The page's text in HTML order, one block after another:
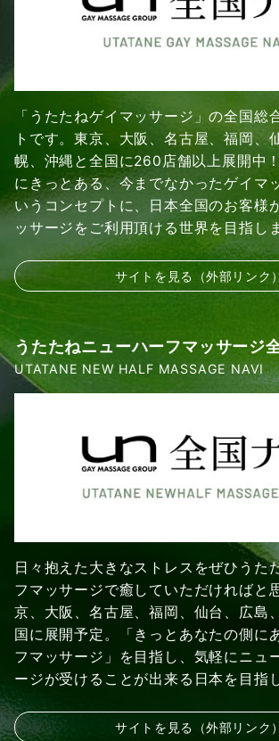
「うたたねゲイマッサージ」の全国総
トです。東京、大阪、名古屋、福岡、
幌、沖縄と全国に260店舗以上展開中
にきっとある、今までなかったゲイマ
いうコンセプトに、日本全国のお客様
ッサージをご利用頂ける世界を目指し
サイトを見る（外部リンク）
うたたねニューハーフマッサージ
UTATANE NEW HALF MASSAGE NAVI
日々抱えた大きなストレスをぜひうた
フマッサージで癒していただければと
京、大阪、名古屋、福岡、仙台、広島
国に展開予定。「きっとあなたの側に
フマッサージ」を目指し、気軽にニュ
ージが受けることが出来る日本を目指
サイトを見る（外部リンク）